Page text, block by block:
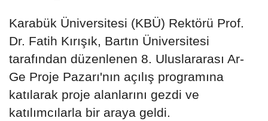
Karabük Üniversitesi (KBÜ) Rektörü Prof.
Dr. Fatih Kırışık, Bartın Üniversitesi
tarafından düzenlenen 8. Uluslararası Ar-
Ge Proje Pazarı'nın açılış programına
katılarak proje alanlarını gezdi ve
katılımcılarla bir araya geldi.